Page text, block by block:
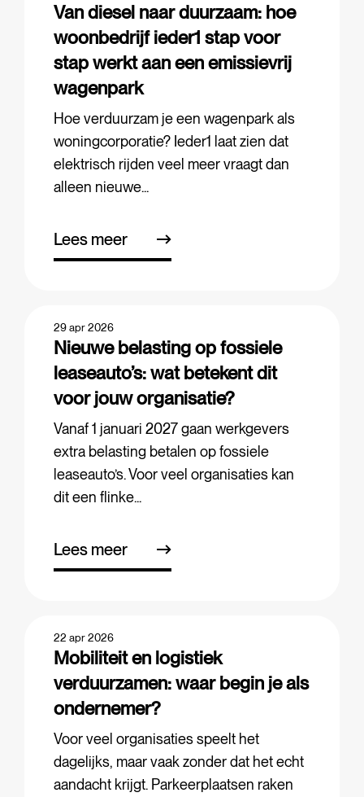
Van diesel naar duurzaam: hoe
woonbedrijf ieder1 stap voor
stap werkt aan een emissievrij
wagenpark
Hoe verduurzam je een wagenpark als
woningcorporatie? Ieder1 laat zien dat
elektrisch rijden veel meer vraagt dan
alleen nieuwe...
Lees meer
29 apr 2026
Nieuwe belasting op fossiele
leaseauto’s: wat betekent dit
voor jouw organisatie?
Vanaf 1 januari 2027 gaan werkgevers
extra belasting betalen op fossiele
leaseauto’s. Voor veel organisaties kan
dit een flinke...
Lees meer
22 apr 2026
Mobiliteit en logistiek
verduurzamen: waar begin je als
ondernemer?
Voor veel organisaties speelt het
dagelijks, maar vaak zonder dat het echt
aandacht krijgt. Parkeerplaatsen raken